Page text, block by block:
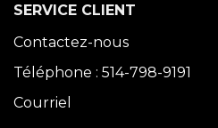
SERVICE CLIENT
Contactez-nous
Téléphone : 514-798-9191
Courriel